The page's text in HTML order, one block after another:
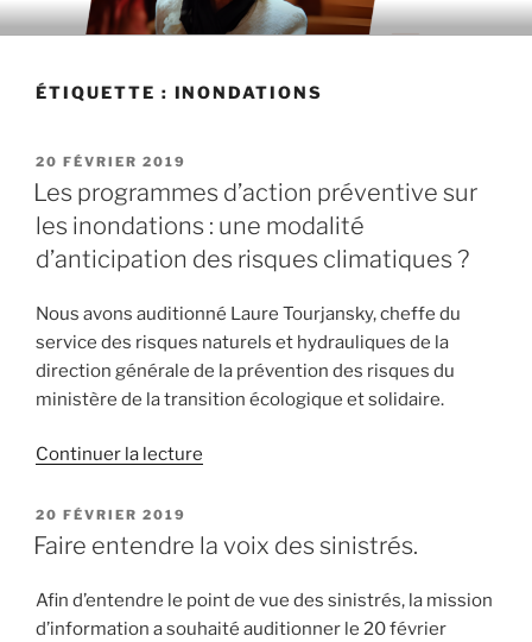
Aller
au
principal
ÉTIQUETTE : INONDATIONS
PUBLIÉ
LE
20 FÉVRIER 2019
Les programmes d’action préventive sur
les inondations : une modalité
d’anticipation des risques climatiques ?
Nous avons auditionné Laure Tourjansky, cheffe du
service des risques naturels et hydrauliques de la
direction générale de la prévention des risques du
ministère de la transition écologique et solidaire.
Continuer la lecture
d’action
sur
les
PUBLIÉ
LE
20 FÉVRIER 2019
Faire entendre la voix des sinistrés.
Afin d’entendre le point de vue des sinistrés, la mission
d’information a souhaité auditionner le 20 février